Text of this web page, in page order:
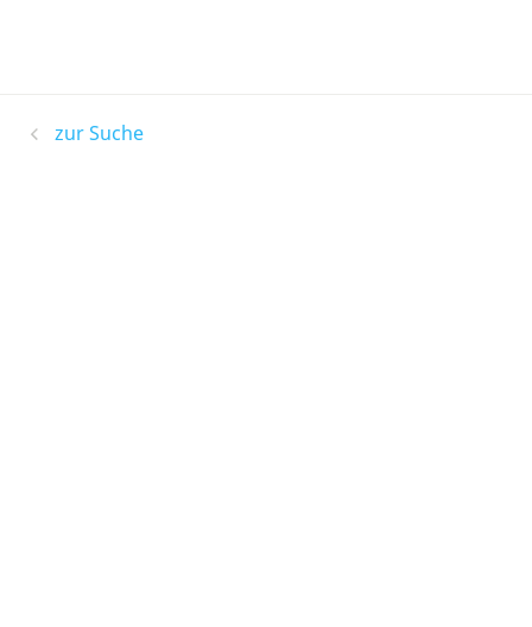
zur Suche